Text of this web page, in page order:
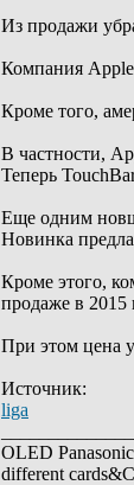
Из продажи
Компания Apple
Кроме того,
В частности,
Теперь
Еще одним
Новинка
Кроме этого,
продаже в 2015
При этом цена
Источник:
liga
OLED
different